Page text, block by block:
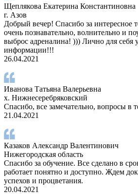
Щеплякова Екатерина Константиновна
г. Азов
Добрый вечер! Спасибо за интересное
очень познавательно, волнительно и
выброс адреналина! ))) Лично для себя
информации!!!
26.04.2021
Иванова Татьяна Валерьевна
х. Нижнесеребряковский
Спасибо, все замечательно, вопросы в
21.04.2021
Казаков Александр Валентинович
Нижегородская область
Спасибо за обучение. Все сделано в
работает понятно и доступно. Ждем
успехов и процветания.
20.04.2021